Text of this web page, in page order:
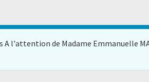
l'attention de Madame Emmanuelle